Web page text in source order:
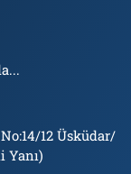
12 Üsküdar/
Yanı)